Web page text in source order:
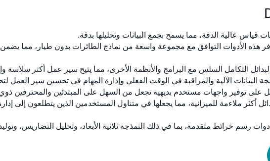
قياس عالية الدقة، مما يسمح بجمع البيانات وتحليلها بدقة.
هذه الأدوات التوافق مع مجموعة واسعة من نماذج الطائرات بدون طيار، مما يضمن
التكامل السلس مع البرامج والأنظمة الأخرى، مما يتيح سير عمل أكثر سلاسة
البيانات الآلية والمراقبة في الوقت الفعلي وإدارة المهام في تحسين سير العمل
على توفير واجهات مستخدم بديهية تجعل من السهل على المبتدئين والمحترفين
أكثر ملاءمة للميزانية، مما يجعلها في متناول المستخدمين الذين يتطلعون إلى
رسم خرائط متقدمة، بما في ذلك النمذجة ثلاثية الأبعاد، وتحليل التضاريس،